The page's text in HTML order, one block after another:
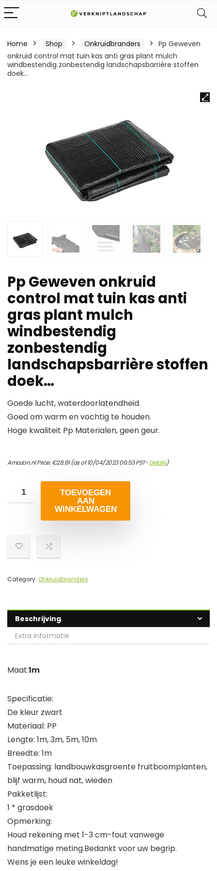
Home Shop Onkruidbranders
Pp Geweven
onkruid control mat tuin kas anti gras plant mulch
windbestendig zonbestendig landschapsbarrière stoffen
doek…
Pp Geweven onkruid
control mat tuin kas anti
gras plant mulch
windbestendig
zonbestendig
landschapsbarrière stoffen
doek…
Goede lucht, waterdoorlatendheid.
Goed om warm en vochtig te houden.
Hoge kwaliteit Pp Materialen, geen geur.
Amazon.nl Price:€28.81(as of 10/04/2023 06:53 PST-Details)
TOEVOEGEN
AAN
WINKELWAGEN
Category: Onkruidbranders
Beschrijving
Extra informatie
Maat:1m
Specificatie:
De kleur zwart
Materiaal: PP
Lengte: 1m, 3m, 5m, 10m
Breedte: 1m
Toepassing: landbouwkasgroente fruitboomplanten,
blijf warm, houd nat, wieden
Pakketlijst:
1 * grasdoek
Opmerking:
Houd rekening met 1-3 cm-fout vanwege
handmatige meting.Bedankt voor uw begrip.
Wens je een leuke winkeldag!